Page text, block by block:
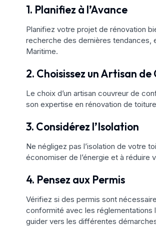
1. Planifiez à l’Avance
Planifiez votre projet de rénovation
recherche des dernières tendances,
Maritime.
2. Choisissez un Artisan
Le choix d’un artisan couvreur de
son expertise en rénovation de
3. Considérez l’Isolation
Ne négligez pas l’isolation de votre
économiser de l’énergie et à réduire
4. Pensez aux Permis
Vérifiez si des permis sont
conformité avec les réglementations
guider vers les différentes